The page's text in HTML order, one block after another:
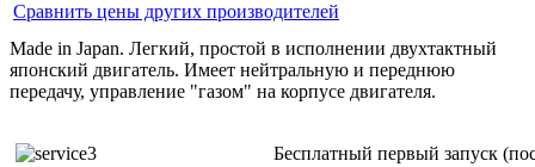
Сравнить цены других производителей
Made in Japan. Легкий, простой в исполнении двухтактный
японский двигатель. Имеет нейтральную и переднюю
передачу, управление "газом" на корпусе двигателя.
Бесплатный первый запуск